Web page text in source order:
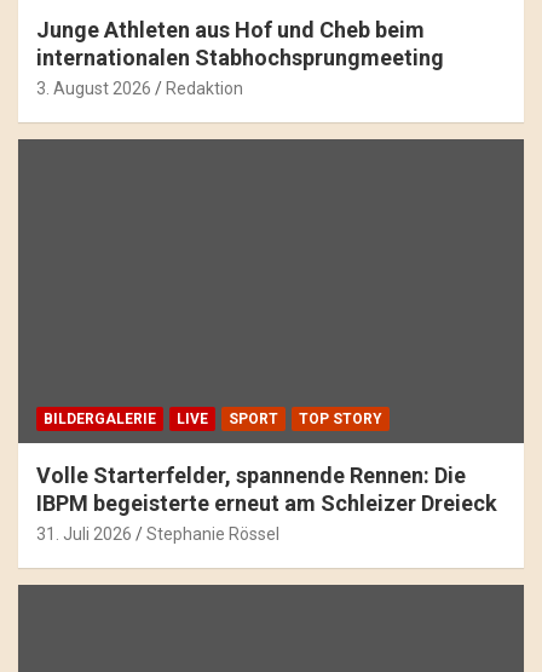
Junge Athleten aus Hof und Cheb beim
internationalen Stabhochsprungmeeting
3. August 2026 Redaktion
BILDERGALERIE LIVE SPORT TOP STORY
Volle Starterfelder, spannende Rennen: Die
IBPM begeisterte erneut am Schleizer Dreieck
31. Juli 2026 Stephanie Rössel